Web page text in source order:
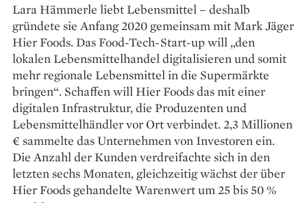
Lara Hämmerle liebt Lebensmittel – deshalb
gründete sie Anfang 2020 gemeinsam mit Mark Jäger
Hier Foods. Das Food-Tech-Start-up will „den
lokalen Lebensmittelhandel digitalisieren und somit
mehr regionale Lebensmittel in die Supermärkte
bringen“. Schaffen will Hier Foods das mit einer
digitalen Infrastruktur, die Produzenten und
Lebensmittelhändler vor Ort verbindet. 2,3 Millionen
€ sammelte das Unternehmen von Investoren ein.
Die Anzahl der Kunden verdreifachte sich in den
letzten sechs Monaten, gleichzeitig wächst der über
Hier Foods gehandelte Warenwert um 25 bis 50 %